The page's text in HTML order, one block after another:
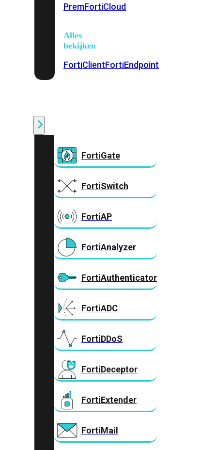
PremFortiCloud
Alles
bekijken
FortiClientFortiEndpoint
FortiGate
FortiSwitch
FortiAP
FortiAnalyzer
FortiAuthenticator
FortiADC
FortiDDoS
FortiDeceptor
FortiExtender
FortiMail